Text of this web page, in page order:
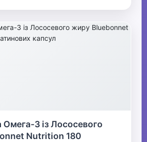
Омега-3 із Лососевого
Nutrition 180